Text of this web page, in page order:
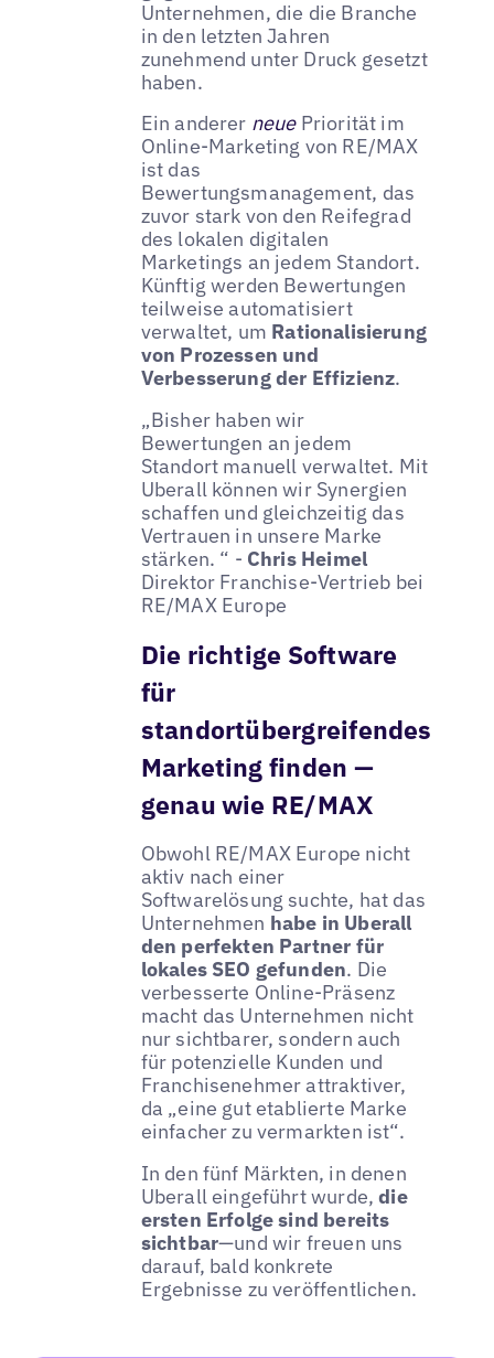
Unternehmen, die die Branche
in den letzten Jahren
zunehmend unter Druck gesetzt
haben.
Ein anderer neuePriorität im
Online-Marketing von RE/MAX
ist das
Bewertungsmanagement, das
zuvor stark von den Reifegrad
des lokalen digitalen
Marketings an jedem Standort.
Künftig werden Bewertungen
teilweise automatisiert
verwaltet, um Rationalisierung
von Prozessen und
Verbesserung der Effizienz.
„Bisher haben wir
Bewertungen an jedem
Standort manuell verwaltet. Mit
Uberall können wir Synergien
schaffen und gleichzeitig das
Vertrauen in unsere Marke
stärken. “ - Chris Heimel
Direktor Franchise-Vertrieb bei
RE/MAX Europe
Die richtige Software
für
standortübergreifendes
Marketing finden —
genau wie RE/MAX
Obwohl RE/MAX Europe nicht
aktiv nach einer
Softwarelösung suchte, hat das
Unternehmen habe in Uberall
den perfekten Partner für
lokales SEO gefunden. Die
verbesserte Online-Präsenz
macht das Unternehmen nicht
nur sichtbarer, sondern auch
für potenzielle Kunden und
Franchisenehmer attraktiver,
da „eine gut etablierte Marke
einfacher zu vermarkten ist“.
In den fünf Märkten, in denen
Uberall eingeführt wurde,die
ersten Erfolge sind bereits
sichtbar—und wir freuen uns
darauf, bald konkrete
Ergebnisse zu veröffentlichen.